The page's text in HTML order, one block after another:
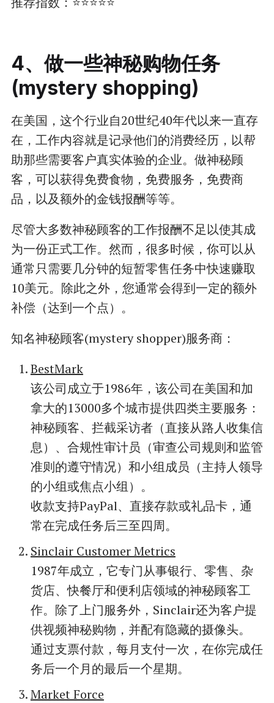
4、做一些神秘购物任务
(mystery shopping)
在美国，这个行业自20世纪40年代以来一直存
在，工作内容就是记录他们的消费经历，以帮
助那些需要客户真实体验的企业。做神秘顾
客，可以获得免费食物，免费服务，免费商
品，以及额外的金钱报酬等等。
尽管大多数神秘顾客的工作报酬不足以使其成
为一份正式工作。然而，很多时候，你可以从
通常只需要几分钟的短暂零售任务中快速赚取
10美元。除此之外，您通常会得到一定的额外
补偿（达到一个点）。
知名神秘顾客(mystery shopper)服务商：
BestMark
该公司成立于1986年，该公司在美国和加
拿大的13000多个城市提供四类主要服务：
神秘顾客、拦截采访者（直接从路人收集信
息）、合规性审计员（审查公司规则和监管
准则的遵守情况）和小组成员（主持人领导
的小组或焦点小组）。
收款支持PayPal、直接存款或礼品卡，通
常在完成任务后三至四周。
Sinclair Customer Metrics
1987年成立，它专门从事银行、零售、杂
货店、快餐厅和便利店领域的神秘顾客工
作。除了上门服务外，Sinclair还为客户提
供视频神秘购物，并配有隐藏的摄像头。
通过支票付款，每月支付一次，在你完成任
务后一个月的最后一个星期。
Market Force